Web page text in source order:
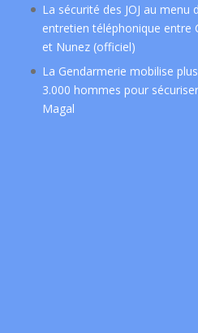
La sécurité des JOJ au menu
entretien téléphonique entre
et Nunez (officiel)
La Gendarmerie mobilise
3.000 hommes pour
Magal